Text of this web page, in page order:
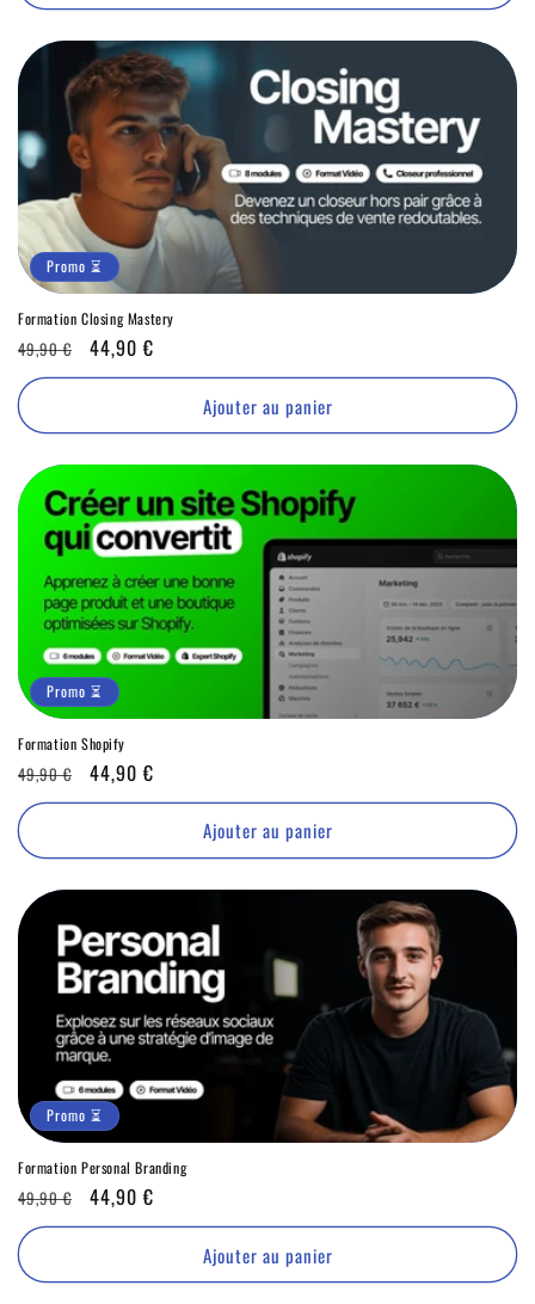
Promo ⏳
Formation Closing Mastery
Prix
habituel
49,90 €
Promo
⏳
44,90 €
Ajouter au panier
Promo ⏳
Formation Shopify
Prix
habituel
49,90 €
Promo
⏳
44,90 €
Ajouter au panier
Promo ⏳
Formation Personal Branding
Prix
habituel
49,90 €
Promo
⏳
44,90 €
Ajouter au panier